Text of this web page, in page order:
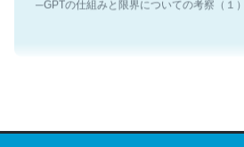
説してる記事が少ないので貴重な良